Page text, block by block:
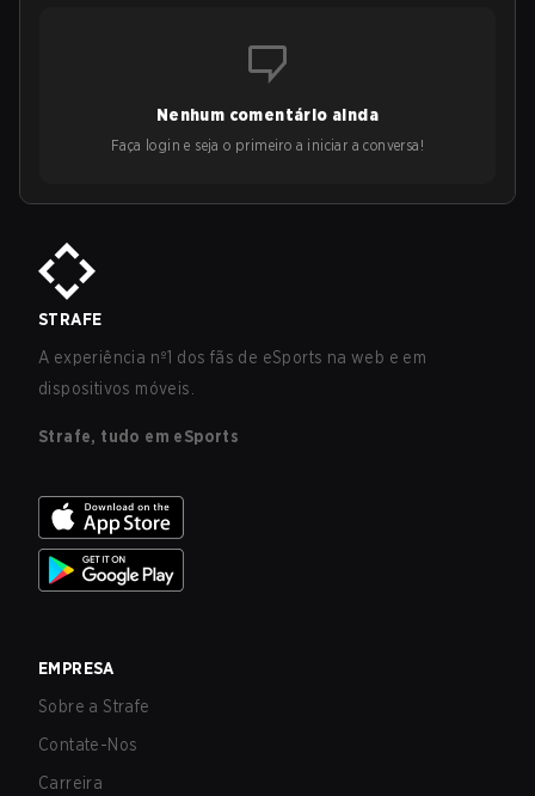
Nenhum comentário ainda
Faça login e seja o primeiro a iniciar a conversa!
STRAFE
A experiência nº1 dos fãs de eSports na web e em
dispositivos móveis.
Strafe, tudo em eSports
EMPRESA
Sobre a Strafe
Contate-Nos
Carreira